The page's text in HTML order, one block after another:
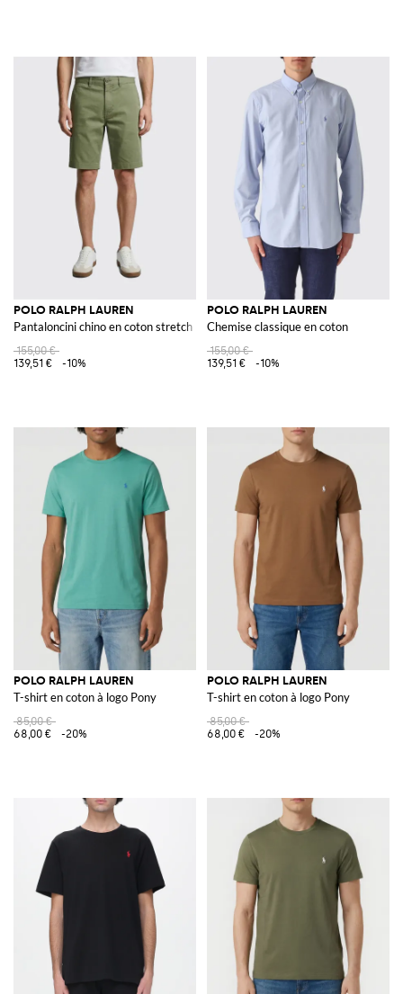
POLO RALPH LAUREN
Pantaloncini chino en coton stretch
155,00 €
139,51 €
-10%
POLO RALPH LAUREN
Chemise classique en coton
155,00 €
139,51 €
-10%
POLO RALPH LAUREN
T-shirt en coton à logo Pony
85,00 €
68,00 €
-20%
POLO RALPH LAUREN
T-shirt en coton à logo Pony
85,00 €
68,00 €
-20%